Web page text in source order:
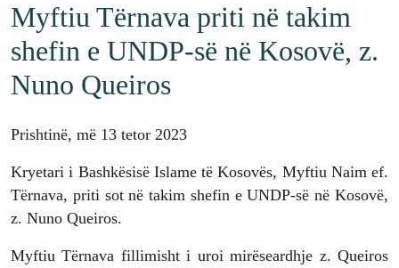
Myftiu Tërnava priti në takim
shefin e UNDP-së në Kosovë, z.
Nuno Queiros
Prishtinë, më 13 tetor 2023
Kryetari i Bashkësisë Islame të Kosovës, Myftiu Naim ef.
Tërnava, priti sot në takim shefin e UNDP-së në Kosovë,
z. Nuno Queiros.
Myftiu Tërnava fillimisht i uroi mirëseardhje z. Queiros